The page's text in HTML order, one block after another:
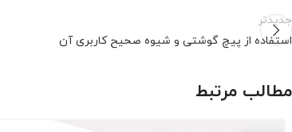
جدیدتر
استفاده از پیچ گوشتی و شیوه صحیح کاربری آن
مطالب مرتبط